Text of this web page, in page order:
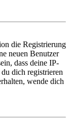
die Registrierung
neuen Benutzer
dass deine IP-
dich registrieren
wende dich